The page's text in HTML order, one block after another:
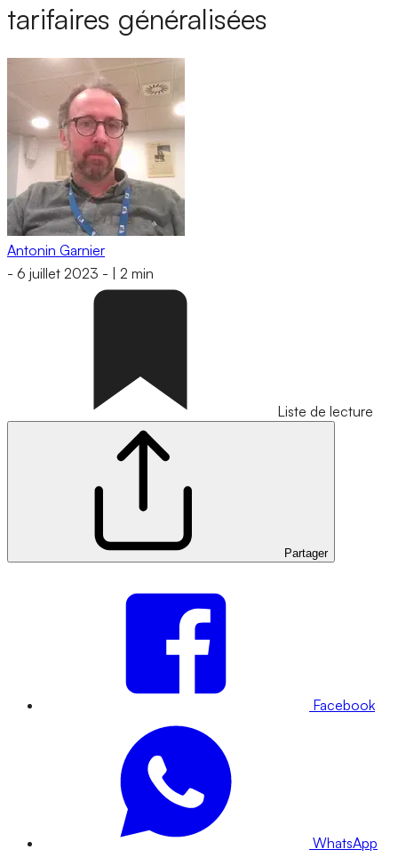
tarifaires généralisées
Antonin Garnier
- 6 juillet 2023 - 2 min
Liste de lecture
Partager
Facebook
WhatsApp